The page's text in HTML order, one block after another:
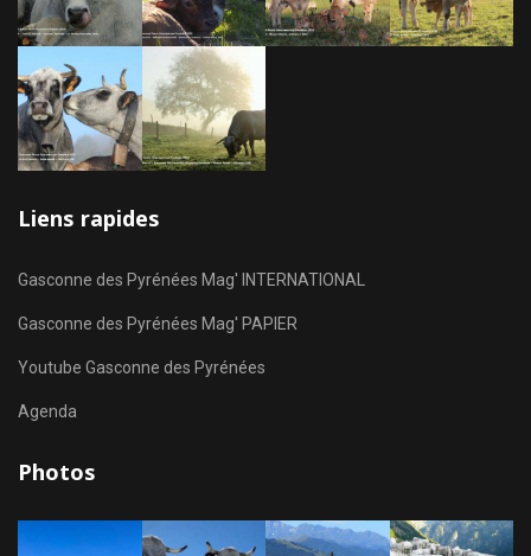
Liens rapides
Gasconne des Pyrénées Mag' INTERNATIONAL
Gasconne des Pyrénées Mag' PAPIER
Youtube Gasconne des Pyrénées
Agenda
Photos